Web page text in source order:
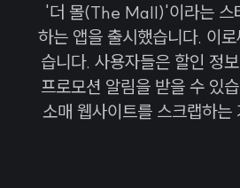
'더 몰(The Mall)'이라는 스
하는 앱을 출시했습니다. 이
습니다. 사용자들은 할인 정
프로모션 알림을 받을 수 있
소매 웹사이트를 스크랩하